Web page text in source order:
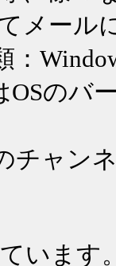
メール
OSのバ
チャン
います